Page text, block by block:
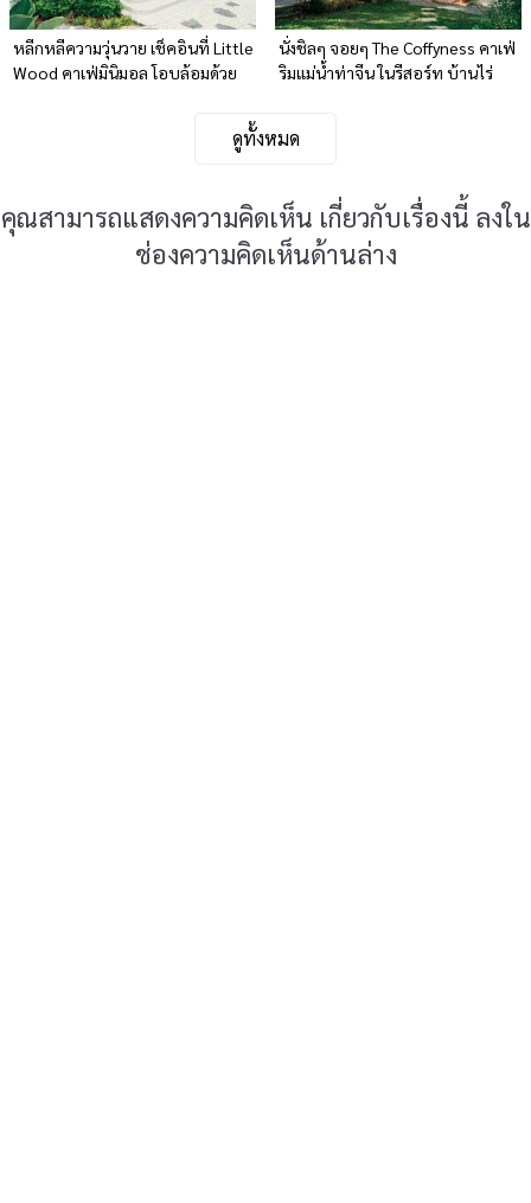
หลีกหลีความวุ่นวาย เช็คอินที่ Little
Wood คาเฟ่มินิมอล โอบล้อมด้วย
นั่งชิลๆ จอยๆ The Coffyness คาเฟ่
ริมแม่น้ำท่าจีน ในรีสอร์ท บ้านไร่
ดูทั้งหมด
คุณสามารถแสดงความคิดเห็น เกี่ยวกับเรื่องนี้ ลงใน
ช่องความคิดเห็นด้านล่าง